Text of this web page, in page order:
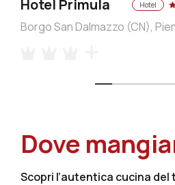
Hotel Primula Hotel
Borgo San Dalmazzo (CN),
Dove
Scopri l’autentica cucina del